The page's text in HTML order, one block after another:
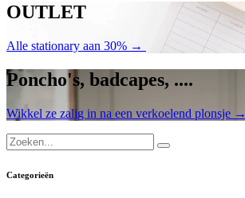
OUTLET
Alle stationary aan 30% →
Poncho's, badcapes, ....
Wikkel ze zalig in na een verkoelend plonsje →
Categorieën